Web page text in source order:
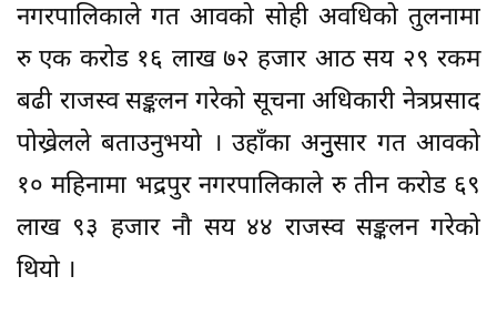
नगरपालिकाले गत आवको सोही अवधिको तुलनामा
रु एक करोड १६ लाख ७२ हजार आठ सय २९ रकम
बढी राजस्व सङ्कलन गरेको सूचना अधिकारी नेत्रप्रसाद
पोख्रेलले बताउनुभयो । उहाँका अनुुसार गत आवको
१० महिनामा भद्रपुर नगरपालिकाले रु तीन करोड ६९
लाख ९३ हजार नौ सय ४४ राजस्व सङ्कलन गरेको
थियो ।